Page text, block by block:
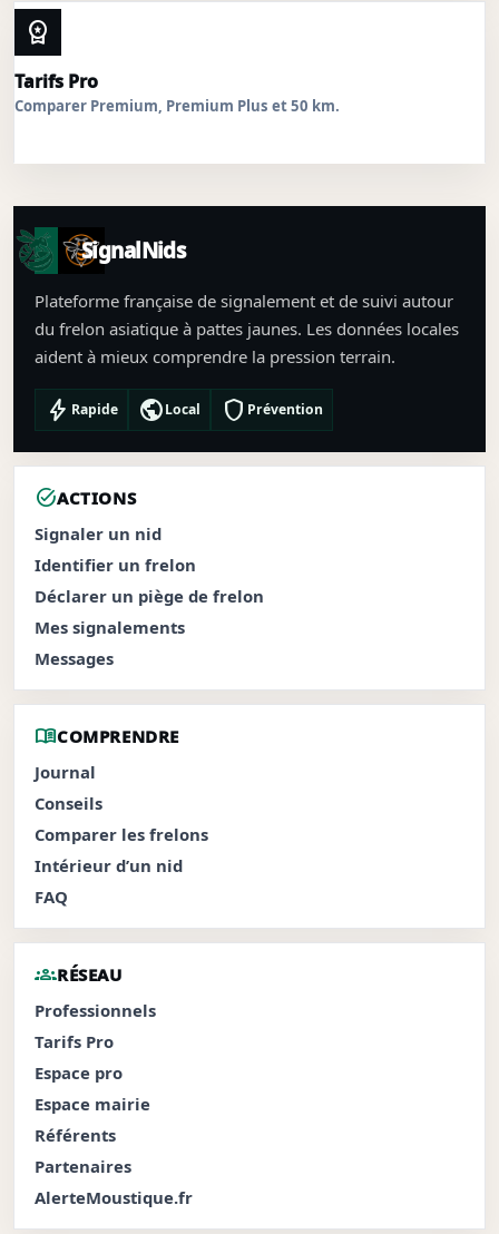
workspace_premium
Tarifs Pro
Comparer Premium, Premium Plus et 50 km.
SignalNids
Plateforme française de signalement et de suivi autour
du frelon asiatique à pattes jaunes. Les données locales
aident à mieux comprendre la pression terrain.
bolt Rapide publicLocal shield Prévention
task_altACTIONS
Signaler un nid
Identifier un frelon
Déclarer un piège de frelon
Mes signalements
Messages
menu_bookCOMPRENDRE
Journal
Conseils
Comparer les frelons
Intérieur d’un nid
FAQ
groupsRÉSEAU
Professionnels
Tarifs Pro
Espace pro
Espace mairie
Référents
Partenaires
AlerteMoustique.fr